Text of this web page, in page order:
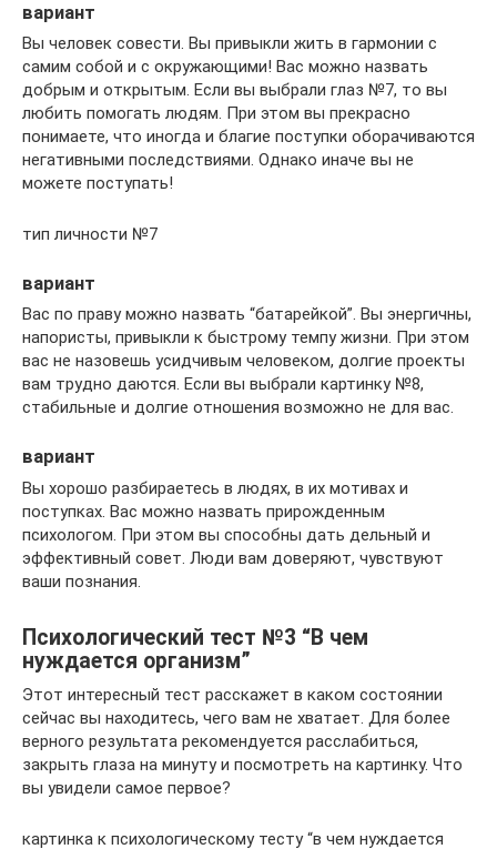
вариант
Вы человек совести. Вы привыкли жить в гармонии с
самим собой и с окружающими! Вас можно назвать
добрым и открытым. Если вы выбрали глаз №7, то вы
любить помогать людям. При этом вы прекрасно
понимаете, что иногда и благие поступки оборачиваются
негативными последствиями. Однако иначе вы не
можете поступать!
тип личности №7
вариант
Вас по праву можно назвать “батарейкой”. Вы энергичны,
напористы, привыкли к быстрому темпу жизни. При этом
вас не назовешь усидчивым человеком, долгие проекты
вам трудно даются. Если вы выбрали картинку №8,
стабильные и долгие отношения возможно не для вас.
вариант
Вы хорошо разбираетесь в людях, в их мотивах и
поступках. Вас можно назвать прирожденным
психологом. При этом вы способны дать дельный и
эффективный совет. Люди вам доверяют, чувствуют
ваши познания.
Психологический тест №3 “В чем
нуждается организм”
Этот интересный тест расскажет в каком состоянии
сейчас вы находитесь, чего вам не хватает. Для более
верного результата рекомендуется расслабиться,
закрыть глаза на минуту и посмотреть на картинку. Что
вы увидели самое первое?
картинка к психологическому тесту “в чем нуждается